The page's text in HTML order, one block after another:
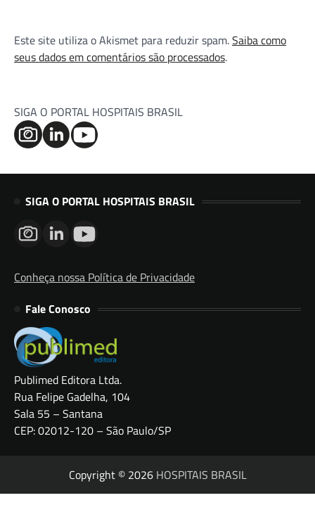
Este site utiliza o Akismet para reduzir spam.Saiba como
seus dados em comentários são processados.
SIGA O PORTAL HOSPITAIS BRASIL
SIGA O PORTAL HOSPITAIS BRASIL
Conheça nossa Política de Privacidade
Fale Conosco
Publimed Editora Ltda.
Rua Felipe Gadelha, 104
Sala 55 – Santana
CEP: 02012-120 – São Paulo/SP
Copyright © 2026 HOSPITAIS BRASIL